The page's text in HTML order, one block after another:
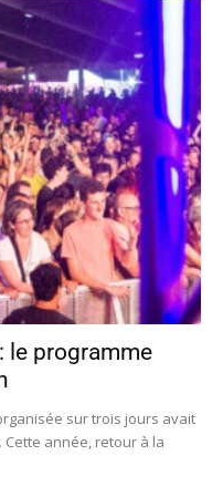
le programme
sur trois jours avait
année, retour à la